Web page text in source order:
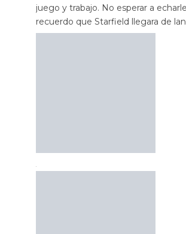
juego y trabajo. No esperar a
recuerdo que Starfield llegara de